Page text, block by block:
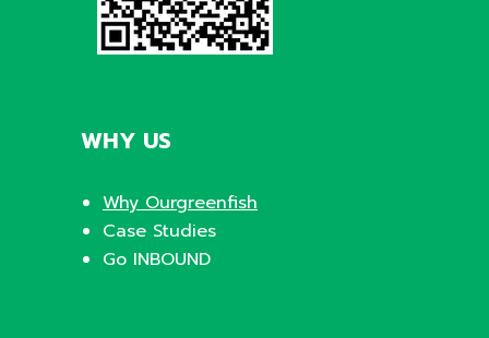
WHY US
Why Ourgreenfish
Case Studies
Go INBOUND